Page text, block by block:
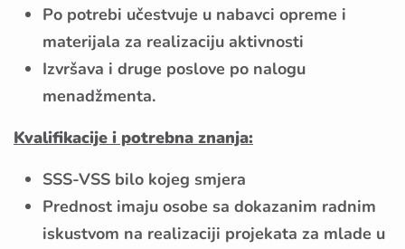
Po potrebi učestvuje u nabavci opreme i
materijala za realizaciju aktivnosti
Izvršava i druge poslove po nalogu
menadžmenta.
Kvalifikacije i potrebna znanja:
SSS-VSS bilo kojeg smjera
Prednost imaju osobe sa dokazanim radnim
iskustvom na realizaciji projekata za mlade u